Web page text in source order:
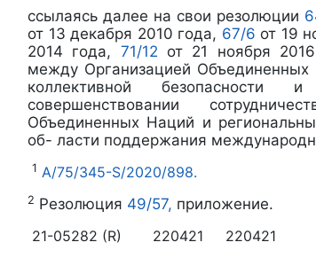
ссылаясь далее на свои резолюции
от 13 декабря 2010 года, 67/6 от 19
2014 года, 71/12 от 21 ноября
между Организацией
коллективной
совершенствовании
Объединенных Наций и
об- ласти поддержания
1 A/75/345-S/2020/898.
2 Резолюция 49/57, приложение.
21-05282 (R) 220421 220421